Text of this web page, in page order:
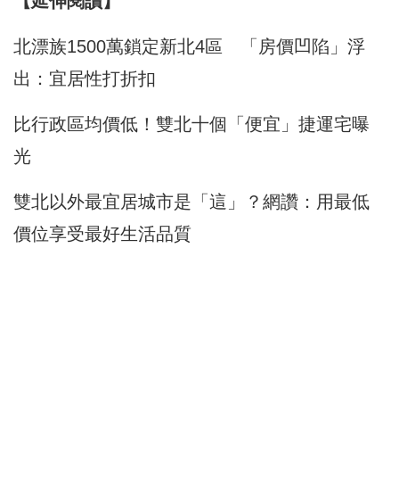
北漂族1500萬鎖定新北4區 「房價凹陷」浮
出：宜居性打折扣
比行政區均價低！雙北十個「便宜」捷運宅曝
光
雙北以外最宜居城市是「這」？網讚：用最低
價位享受最好生活品質